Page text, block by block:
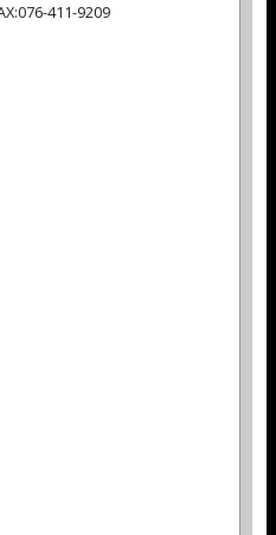
411-9209